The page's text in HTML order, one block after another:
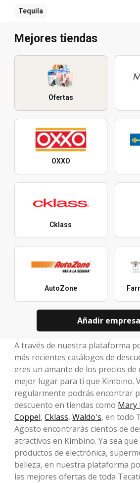
Tequila
Mejores tiendas
Ofertas
OXXO
Cklass
AutoZone
Añadir
A través de nuestra plataforma
más recientes catálogos de
eres un amante de los precios de
mejor lugar para ti que Kimbino.
regularmente podrás encontrar
descuento en tiendas como Mary
Coppel, Cklass, Waldo's, en todo
Agosto encontrarás cientos de
atractivos en Kimbino. Ya sea
productos de electrónica,
belleza, en nuestra plataforma
las mejores ofertas de toda